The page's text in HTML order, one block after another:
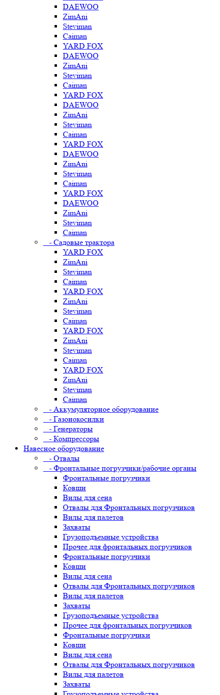
DAEWOO
ZimAni
Steviman
Caiman
YARD FOX
DAEWOO
ZimAni
Steviman
Caiman
YARD FOX
DAEWOO
ZimAni
Steviman
Caiman
YARD FOX
DAEWOO
ZimAni
Steviman
Caiman
YARD FOX
DAEWOO
ZimAni
Steviman
Caiman
- Садовые трактора
YARD FOX
ZimAni
Steviman
Caiman
YARD FOX
ZimAni
Steviman
Caiman
YARD FOX
ZimAni
Steviman
Caiman
YARD FOX
ZimAni
Steviman
Caiman
- Аккумуляторное оборудование
- Газонокосилки
- Генераторы
- Компрессоры
Навесное оборудование
- Отвалы
- Фронтальные погрузчики/рабочие органы
Фронтальные погрузчики
Ковши
Вилы для сена
Отвалы для Фронтальных погрузчиков
Вилы для палетов
Захваты
Грузоподъемные устройства
Прочее для фронтальных погрузчиков
Фронтальные погрузчики
Ковши
Вилы для сена
Отвалы для Фронтальных погрузчиков
Вилы для палетов
Захваты
Грузоподъемные устройства
Прочее для фронтальных погрузчиков
Фронтальные погрузчики
Ковши
Вилы для сена
Отвалы для Фронтальных погрузчиков
Вилы для палетов
Захваты